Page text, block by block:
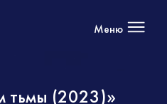
Меню
тьмы (2023)»